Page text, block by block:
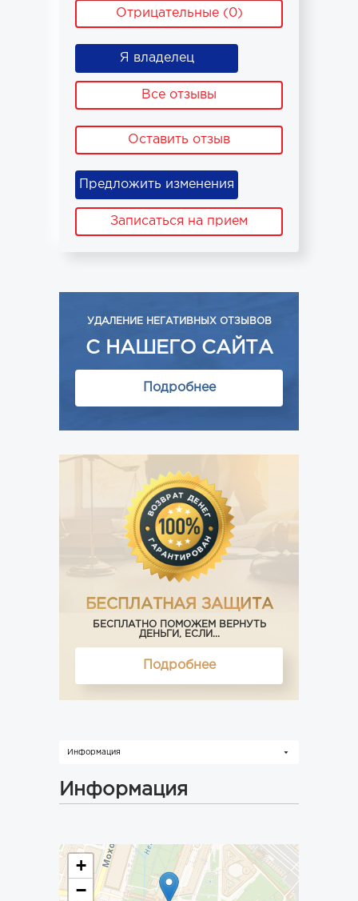
Отрицательные (0)
Я владелец
Все отзывы
Оставить отзыв
Предложить изменения
Записаться на прием
УДАЛЕНИЕ НЕГАТИВНЫХ ОТЗЫВОВ
С НАШЕГО САЙТА
Подробнее
БЕСПЛАТНАЯ ЗАЩИТА
БЕСПЛАТНО ПОМОЖЕМ ВЕРНУТЬ
ДЕНЬГИ, ЕСЛИ...
Подробнее
Информация
Информация
+
−